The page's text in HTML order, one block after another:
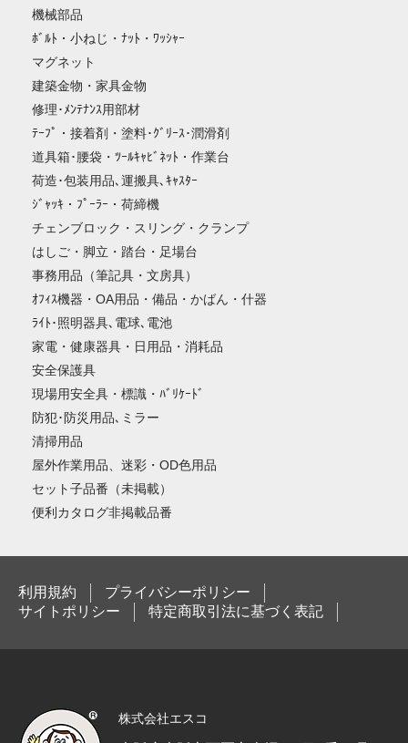
機械部品
ﾎﾞﾙﾄ・小ねじ・ﾅｯﾄ・ﾜｯｼｬｰ
マグネット
建築金物・家具金物
修理･ﾒﾝﾃﾅﾝｽ用部材
ﾃｰﾌﾟ・接着剤・塗料･ｸﾞﾘｰｽ･潤滑剤
道具箱･腰袋・ﾂｰﾙｷｬﾋﾞﾈｯﾄ・作業台
荷造･包装用品､運搬具､ｷｬｽﾀｰ
ｼﾞｬｯｷ・ﾌﾟｰﾗｰ・荷締機
チェンブロック・スリング・クランプ
はしご・脚立・踏台・足場台
事務用品（筆記具・文房具）
ｵﾌｨｽ機器・OA用品・備品・かばん・什器
ﾗｲﾄ･照明器具､電球､電池
家電・健康器具・日用品・消耗品
安全保護具
現場用安全具・標識・ﾊﾞﾘｹｰﾄﾞ
防犯･防災用品､ミラー
清掃用品
屋外作業用品、迷彩・OD色用品
セット子品番（未掲載）
便利カタログ非掲載品番
利用規約
プライバシーポリシー
サイトポリシー
特定商取引法に基づく表記
株式会社エスコ